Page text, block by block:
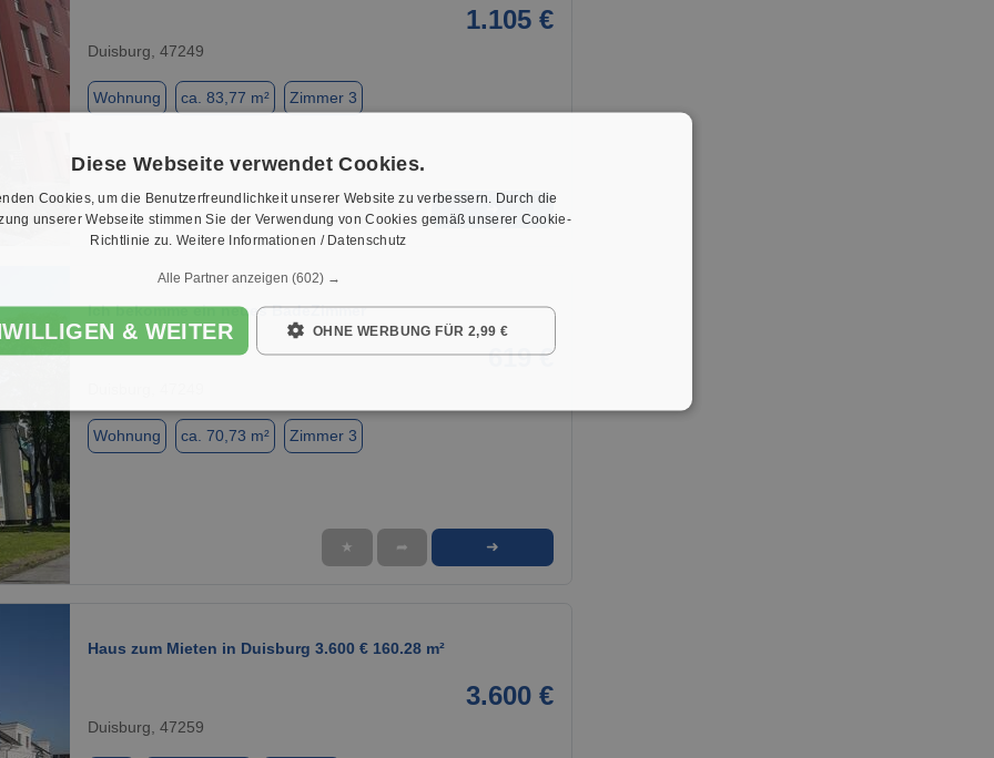
1 / 6
1.105 €
Duisburg, 47249
Wohnung ca. 83,77 m² Zimmer 3
1 / 6
Ich bekomme ein neues BadeZimmer
619 €
Wohnung ca. 70,73 m² Zimmer 3
★ ➦ ➜
Haus zum Mieten in Duisburg 3.600 € 160.28 m²
3.600 €
Duisburg, 47259
Diese Webseite verwendet Cookies.
Cookies, um die Benutzerfreundlichkeit unserer Website zu verbessern. Durch die
unserer Webseite stimmen Sie der Verwendung von Cookies gemäß unserer Cookie-
Richtlinie zu. Weitere Informationen / Datenschutz
Alle Partner anzeigen (602) →
& WEITER OHNE WERBUNG FÜR 2,99 €